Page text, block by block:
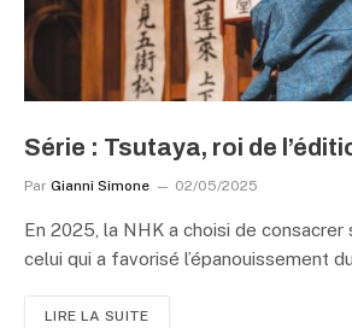
Série : Tsutaya, roi de
Par Gianni Simone 02/05/2025
En 2025, la NHK a choisi de consacrer
celui qui a favorisé l’épanouissement
LIRE LA SUITE